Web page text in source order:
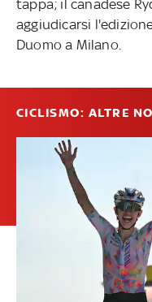
tappa; il canadese
aggiudicarsi
Duomo a Milano.
CICLISMO: ALTRE